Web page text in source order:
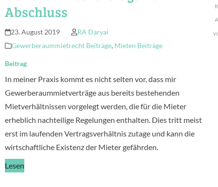
Abschluss
23. August 2019
RA Daryai
Gewerberaummietrecht Beiträge, Mieten Beiträge
Beitrag
In meiner Praxis kommt es nicht selten vor, dass mir
Gewerberaummietverträge aus bereits bestehenden
Mietverhältnissen vorgelegt werden, die für die Mieter
erheblich nachteilige Regelungen enthalten. Dies tritt meist
erst im laufenden Vertragsverhältnis zutage und kann die
wirtschaftliche Existenz der Mieter gefährden.
Lesen